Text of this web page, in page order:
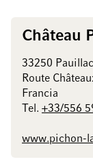
Château
33250 Pauillac
Route
Francia
Tel. +33/556
www.pichon-